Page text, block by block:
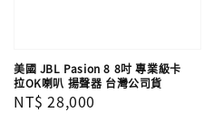
美國 JBL Pasion 8 8吋 專業級卡
拉OK喇叭 揚聲器 台灣公司貨
Regular
NT$ 28,000